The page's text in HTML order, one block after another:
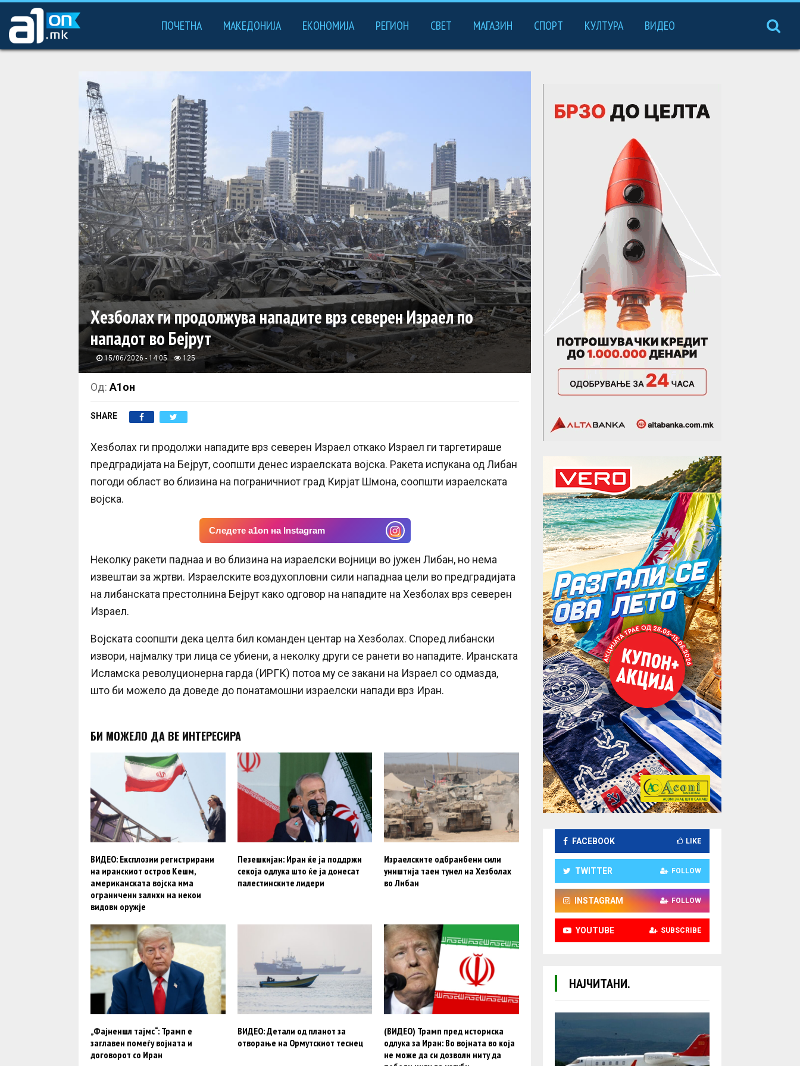
ПОЧЕТНА МАКЕДОНИЈА ЕКОНОМИЈА РЕГИОН СВЕТ МАГАЗИН СПОРТ КУЛТУРА ВИДЕО
Хезболах ги продолжува нападите врз северен Израел по
нападот во Бејрут
15/06/2026 - 14:05 125
Од: А1он
SHARE
Хезболах ги продолжи нападите врз северен Израел откако Израел ги таргетираше
предградијата на Бејрут, соопшти денес израелската војска. Ракета испукана од Либан
погоди област во близина на пограничниот град Кирјат Шмона, соопшти израелската
војска.
Следете a1on на Instagram
Неколку ракети паднаа и во близина на израелски војници во јужен Либан, но нема
извештаи за жртви. Израелските воздухопловни сили нападнаа цели во предградијата
на либанската престолнина Бејрут како одговор на нападите на Хезболах врз северен
Израел.
Војската соопшти дека целта бил команден центар на Хезболах. Според либански
извори, најмалку три лица се убиени, а неколку други се ранети во нападите. Иранската
Исламска револуционерна гарда (ИРГК) потоа му се закани на Израел со одмазда,
што би можело да доведе до понатамошни израелски напади врз Иран.
БИ МОЖЕЛО ДА ВЕ ИНТЕРЕСИРА
ВИДЕО: Експлозии регистрирани
на иранскиот остров Кешм,
американската војска има
ограничени залихи на некои
видови оружје
Пезешкијан: Иран ќе ја поддржи
секоја одлука што ќе ја донесат
палестинските лидери
Израелските одбранбени сили
уништија таен тунел на Хезболах
во Либан
„Фајненшл тајмс“: Трамп e
заглавен помеѓу војната и
договорот со Иран
ВИДЕО: Детали од планот за
отворање на Ормутскиот теснец
(ВИДЕО) Трамп пред историска
одлука за Иран: Во војната во која
не може да си дозволи ниту да
FACEBOOK LIKE
TWITTER FOLLOW
INSTAGRAM FOLLOW
YOUTUBE SUBSCRIBE
НАЈЧИТАНИ.